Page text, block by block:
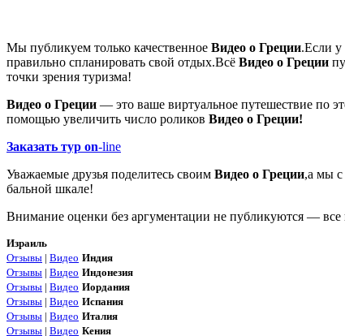
Мы публикуем только качественное Видео о Греции.Если у
правильно спланировать свой отдых.Всё Видео о Греции
точки зрения туризма!
Видео о Греции — это ваше виртуальное путешествие по
помощью увеличить число роликов Видео о Греции!
Заказать тур on-line
Уважаемые друзья поделитесь своим Видео о Греции,а мы с
бальной шкале!
Внимание оценки без аргументации не публикуются — все
Израиль
Отзывы | Видео Индия
Отзывы | Видео Индонезия
Отзывы | Видео Иордания
Отзывы | Видео Испания
Отзывы | Видео Италия
Отзывы | Видео Кения